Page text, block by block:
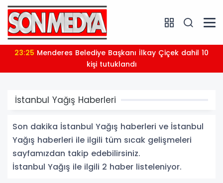
23:25
kişi tutuklandı
İstanbul Yağış Haberleri
Son dakika İstanbul Yağış haberleri ve İstanbul
Yağış haberleri ile ilgili tüm sıcak gelişmeleri
sayfamızdan takip edebilirsiniz.
İstanbul Yağış ile ilgili 2 haber listeleniyor.